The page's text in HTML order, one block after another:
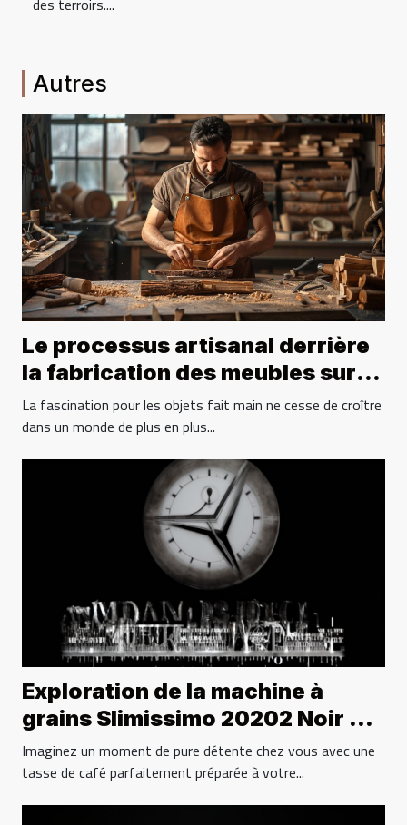
Autres
Le processus artisanal derrière
la fabrication des meubles sur
mesure
La fascination pour les objets fait main ne cesse de croître
dans un monde de plus en plus...
Exploration de la machine à
grains Slimissimo 20202 Noir et
de ses fonctionnalités uniques
Imaginez un moment de pure détente chez vous avec une
tasse de café parfaitement préparée à votre...